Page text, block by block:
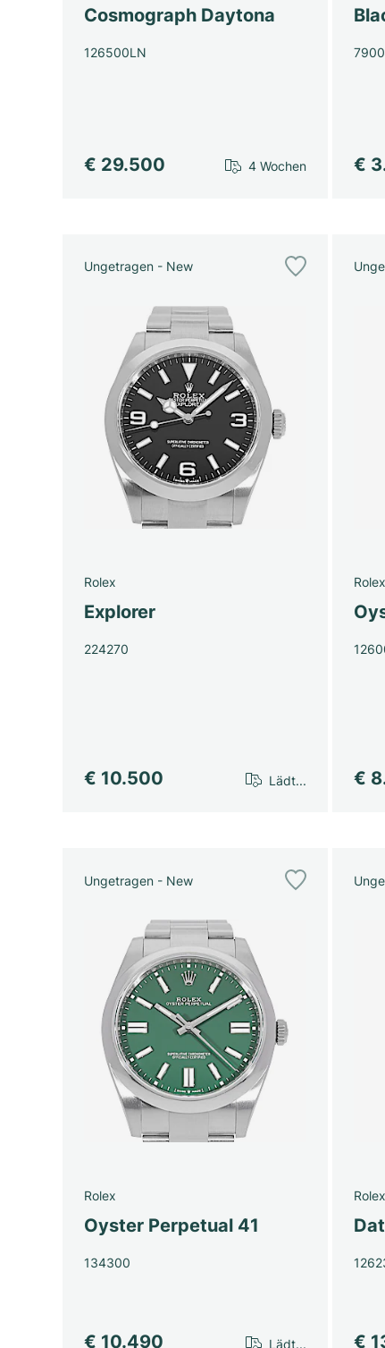
Cosmograph Daytona
126500LN
€ 29.500 4 Wochen €
Ungetragen - New
Rolex
Explorer
224270
€ 10.500 Lädt...
Rolex
€
Ungetragen - New
Rolex
Oyster Perpetual 41
134300
€ 10.490 Lädt...
Rolex
€